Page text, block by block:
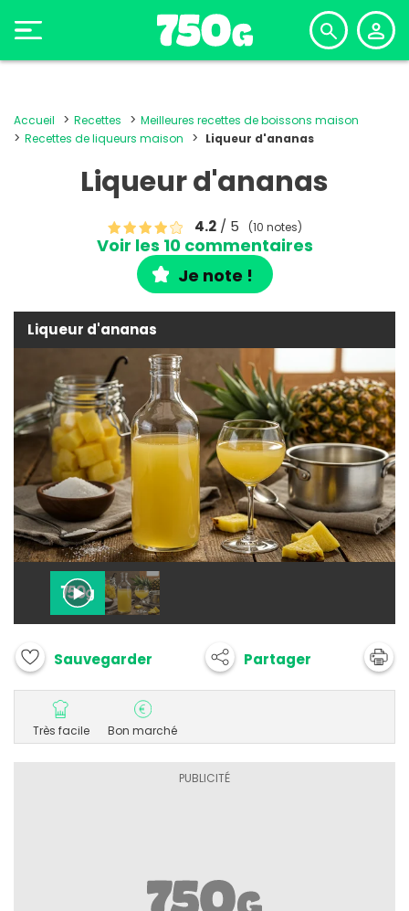
Accueil Recettes
Meilleures recettes de boissons maison
Recettes de liqueurs maison
Liqueur d'ananas
Liqueur d'ananas
4.2/ 5 (10 notes)
Voir les 10 commentaires
Je note !
Liqueur d'ananas
Sauvegarder Partager
Très facile Bon marché